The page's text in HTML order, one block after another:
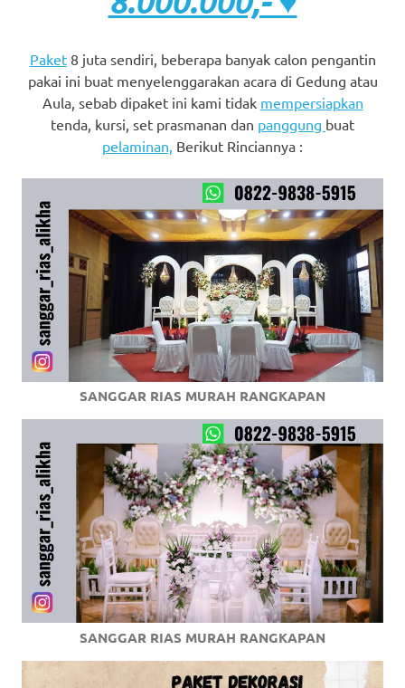
Paket8 juta sendiri, beberapa banyak calon pengantin
pakai ini buat menyelenggarakan acara di Gedung atau
Aula, sebab dipaket ini kami tidak mempersiapkan
tenda, kursi, set prasmanan dan panggung buat
pelaminan, Berikut Rinciannya :
SANGGAR RIAS MURAH RANGKAPAN
SANGGAR RIAS MURAH RANGKAPAN